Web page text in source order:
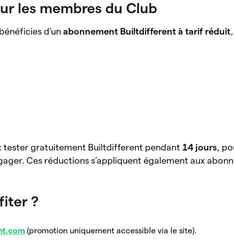
les membres du Club
d’unabonnement Builtdifferent à tarif réduit
tester gratuitement Builtdifferent pendant 14 jours,
Ces réductions s’appliquent également aux
?
(promotion uniquement accessible via le site).